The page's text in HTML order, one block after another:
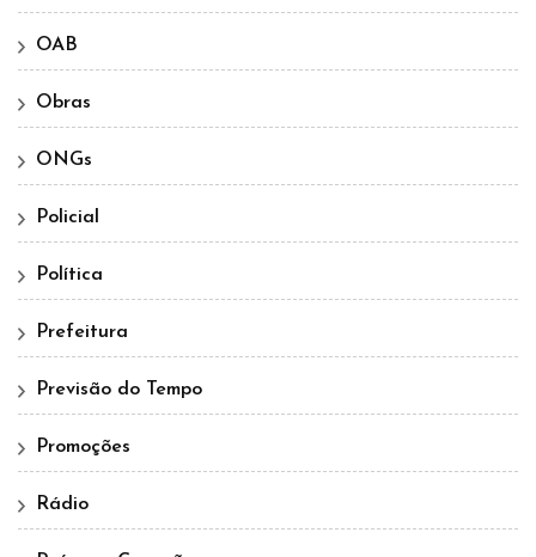
OAB
Obras
ONGs
Policial
Política
Prefeitura
Previsão do Tempo
Promoções
Rádio